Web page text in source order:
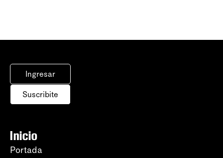
Ingresar
Suscribite
Inicio
Portada